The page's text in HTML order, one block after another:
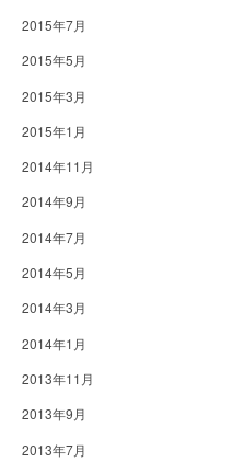
2015年7月
2015年5月
2015年3月
2015年1月
2014年11月
2014年9月
2014年7月
2014年5月
2014年3月
2014年1月
2013年11月
2013年9月
2013年7月